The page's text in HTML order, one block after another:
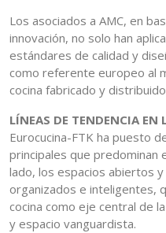
Los asociados a AMC, en
innovación, no solo han
estándares de calidad y
como referente europeo al
cocina fabricado y
LÍNEAS DE TENDENCIA
Eurocucina-FTK ha puesto
principales que predominan
lado, los espacios abiertos
organizados e inteligentes,
cocina como eje central de
y espacio vanguardista.